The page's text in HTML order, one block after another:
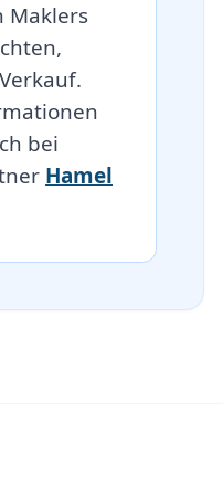
Maklers
bei
Hamel